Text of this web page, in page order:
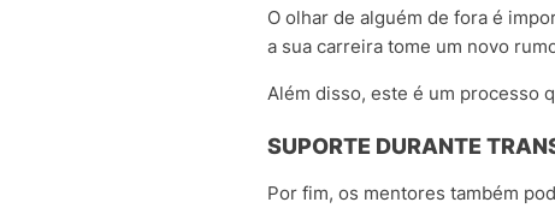
O olhar de alguém de fora é
a sua carreira tome um novo
Além disso, este é um processo
SUPORTE DURANTE
Por fim, os mentores também